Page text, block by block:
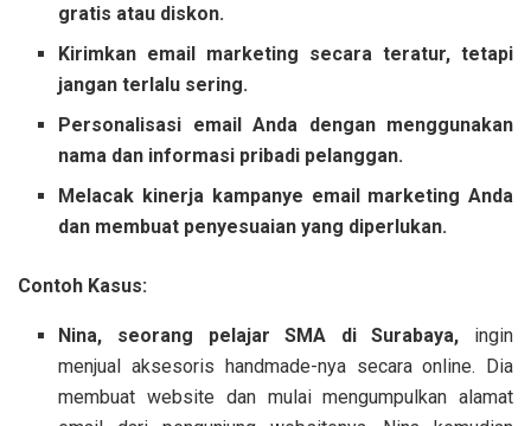
gratis atau diskon.
Kirimkan email marketing secara teratur, tetapi
jangan terlalu sering.
Personalisasi email Anda dengan menggunakan
nama dan informasi pribadi pelanggan.
Melacak kinerja kampanye email marketing Anda
dan membuat penyesuaian yang diperlukan.
Contoh Kasus:
Nina, seorang pelajar SMA di Surabaya, ingin
menjual aksesoris handmade-nya secara online. Dia
membuat website dan mulai mengumpulkan alamat